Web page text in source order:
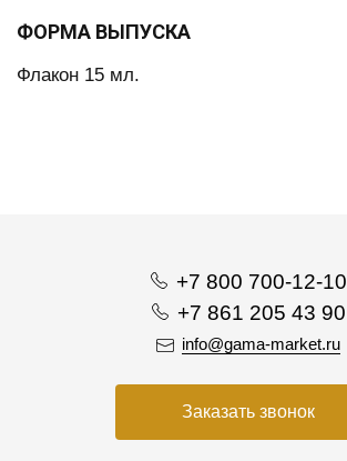
ФОРМА ВЫПУСКА
Флакон 15 мл.
+7 800 700-12-10
+7 861 205 43 90
info@gama-market.ru
Заказать звонок